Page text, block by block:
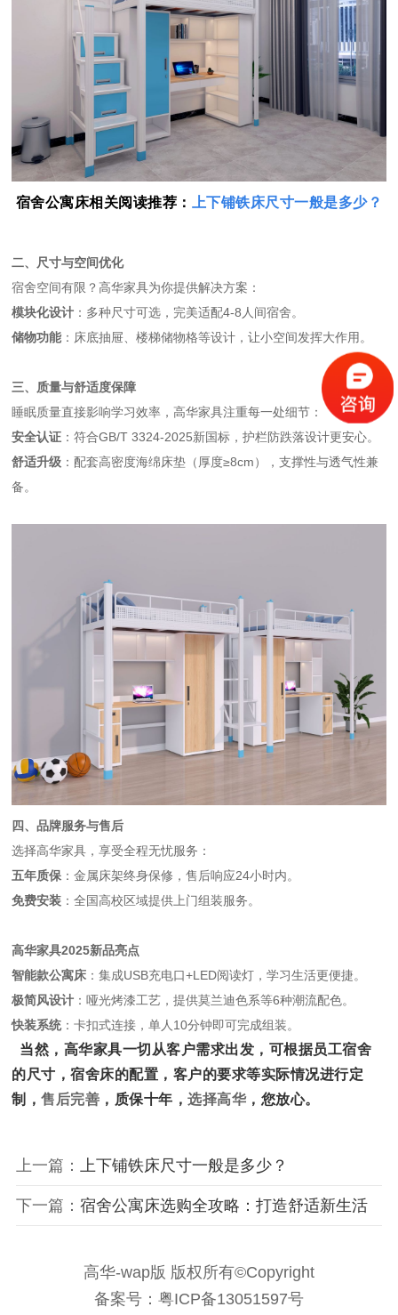
宿舍公寓床相关阅读推荐： 上下铺铁床尺寸一般是多少？
二、尺寸与空间优化
宿舍空间有限？高华家具为你提供解决方案：
模块化设计 ：多种尺寸可选，完美适配4-8人间宿舍。
储物功能：床底抽屉、楼梯储物格等设计，让小空间发挥大作用。
三、质量与舒适度保障
睡眠质量直接影响学习效率，高华家具注重每一处细节：
安全认证 ：符合GB/T 3324-2025新国标，护栏防跌落设计更安心。
舒适升级 ：配套高密度海绵床垫（厚度≥8cm），支撑性与透气性兼
备。
四、品牌服务与售后
选择高华家具，享受全程无忧服务：
五年质保 ：金属床架终身保修，售后响应24小时内。
免费安装 ：全国高校区域提供上门组装服务。
高华家具2025新品亮点
智能款公寓床 ：集成USB充电口+LED阅读灯，学习生活更便捷。
极简风设计 ：哑光烤漆工艺，提供莫兰迪色系等6种潮流配色。
快装系统：卡扣式连接，单人10分钟即可完成组装。
当然，高华家具一切从客户需求出发，可根据员工宿舍
的尺寸，宿舍床的配置，客户的要求等实际情况进行定
制，售后完善 ，质保十年，选择高华，您放心。
上一篇： 上下铺铁床尺寸一般是多少？
下一篇： 宿舍公寓床选购全攻略：打造舒适新生活
高华-wap版 版权所有©Copyright
备案号：粤ICP备13051597号